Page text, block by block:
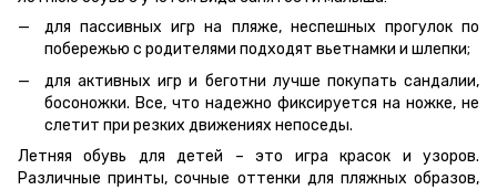
для пассивных игр на пляже, неспешных прогулок по
побережью с родителями подходят вьетнамки и шлепки;
для активных игр и беготни лучше покупать сандалии,
босоножки. Все, что надежно фиксируется на ножке, не
слетит при резких движениях непоседы.
Летняя обувь для детей – это игра красок и узоров.
Различные принты, сочные оттенки для пляжных образов,